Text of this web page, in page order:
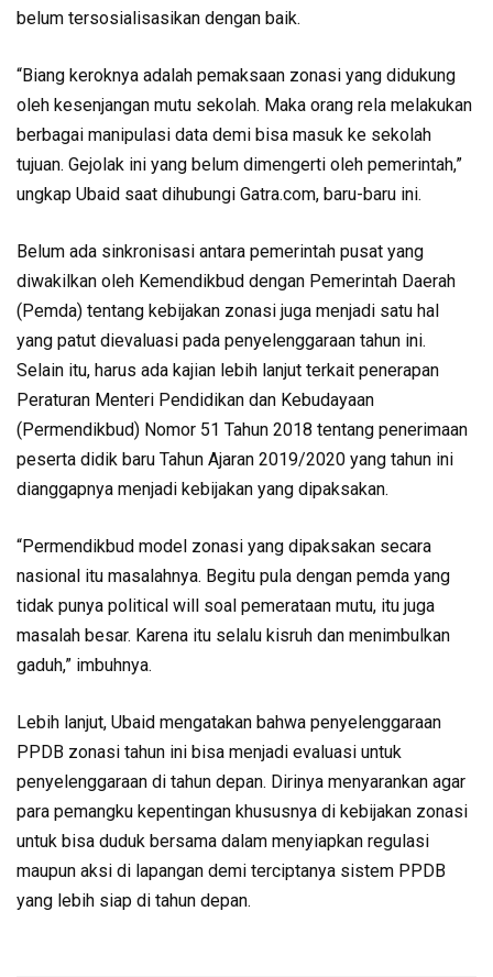
belum tersosialisasikan dengan baik.
“Biang keroknya adalah pemaksaan zonasi yang didukung
oleh kesenjangan mutu sekolah. Maka orang rela melakukan
berbagai manipulasi data demi bisa masuk ke sekolah
tujuan. Gejolak ini yang belum dimengerti oleh pemerintah,”
ungkap Ubaid saat dihubungi Gatra.com, baru-baru ini.
Belum ada sinkronisasi antara pemerintah pusat yang
diwakilkan oleh Kemendikbud dengan Pemerintah Daerah
(Pemda) tentang kebijakan zonasi juga menjadi satu hal
yang patut dievaluasi pada penyelenggaraan tahun ini.
Selain itu, harus ada kajian lebih lanjut terkait penerapan
Peraturan Menteri Pendidikan dan Kebudayaan
(Permendikbud) Nomor 51 Tahun 2018 tentang penerimaan
peserta didik baru Tahun Ajaran 2019/2020 yang tahun ini
dianggapnya menjadi kebijakan yang dipaksakan.
“Permendikbud model zonasi yang dipaksakan secara
nasional itu masalahnya. Begitu pula dengan pemda yang
tidak punya political will soal pemerataan mutu, itu juga
masalah besar. Karena itu selalu kisruh dan menimbulkan
gaduh,” imbuhnya.
Lebih lanjut, Ubaid mengatakan bahwa penyelenggaraan
PPDB zonasi tahun ini bisa menjadi evaluasi untuk
penyelenggaraan di tahun depan. Dirinya menyarankan agar
para pemangku kepentingan khususnya di kebijakan zonasi
untuk bisa duduk bersama dalam menyiapkan regulasi
maupun aksi di lapangan demi terciptanya sistem PPDB
yang lebih siap di tahun depan.